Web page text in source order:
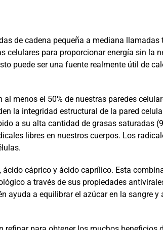
de cadena pequeña a mediana llamadas
celulares para proporcionar energía sin la
puede ser una fuente realmente útil de
menos el 50% de nuestras paredes
la integridad estructural de la pared
a su alta cantidad de grasas saturadas
libres en nuestros cuerpos. Los
ácido cáprico y ácido caprílico. Esta
a través de sus propiedades
ayuda a equilibrar el azúcar en la sangre